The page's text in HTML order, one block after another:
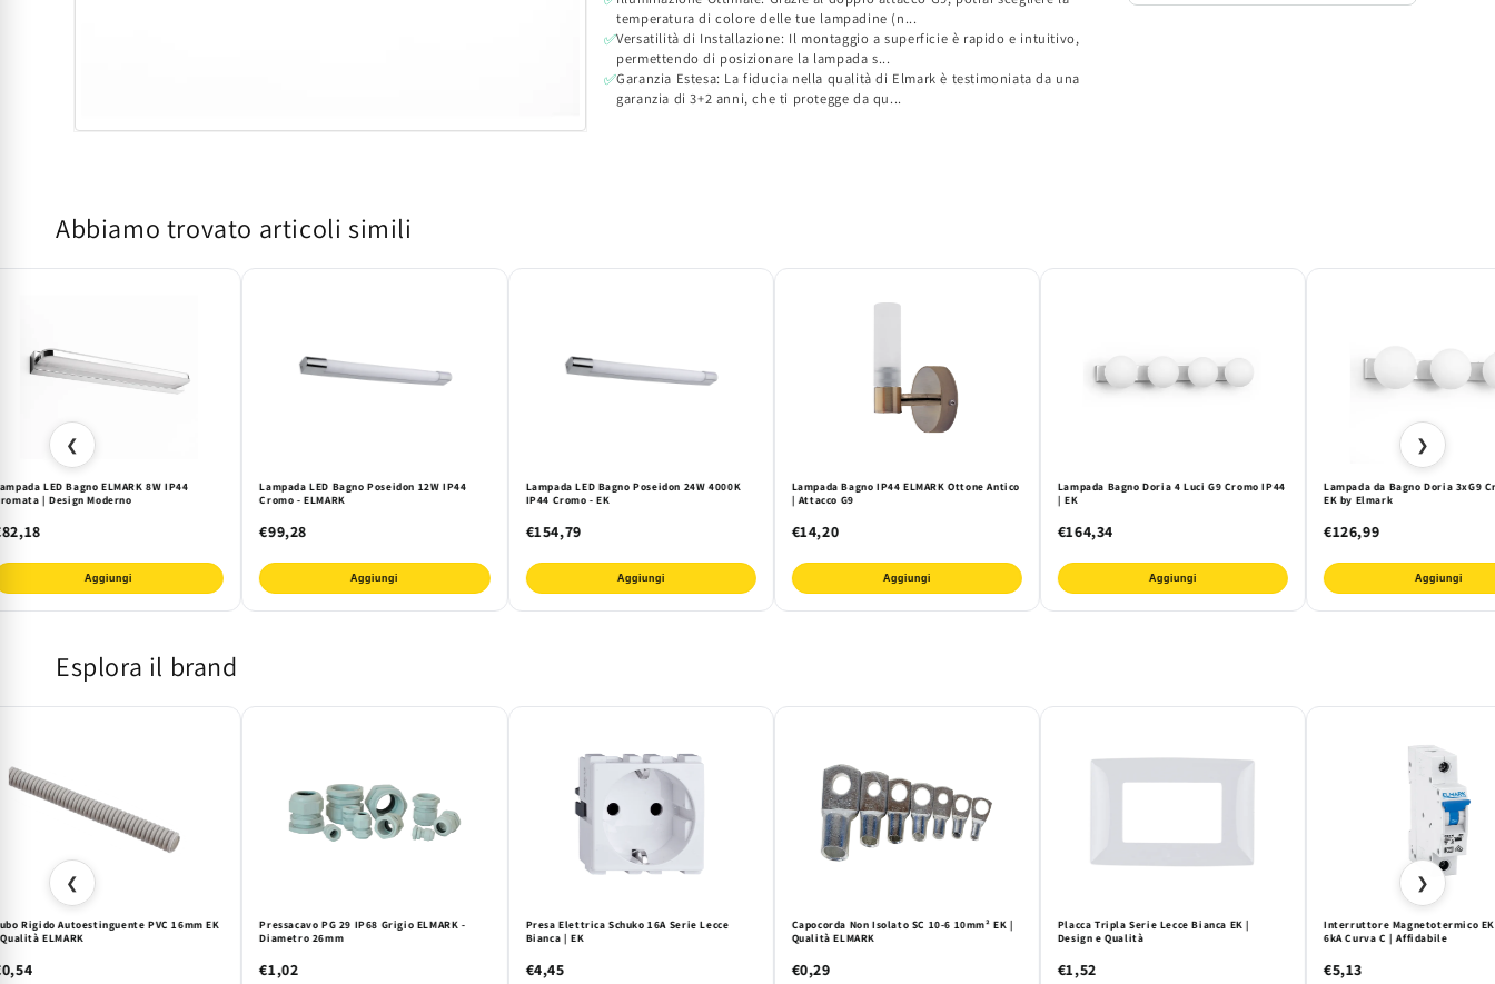
finestra
modale
temperatura di colore delle tue lampadine (n...
✅Versatilità di Installazione: Il montaggio a superficie è rapido e intuitivo,
permettendo di posizionare la lampada s...
✅Garanzia Estesa: La fiducia nella qualità di Elmark è testimoniata da una
garanzia di 3+2 anni, che ti protegge da qu...
Abbiamo trovato articoli simili
❮
LED Bagno ELMARK 8W IP44
| Design Moderno
Aggiungi
Lampada LED Bagno Poseidon 12W IP44
Cromo - ELMARK
€99,28
Aggiungi
Lampada LED Bagno Poseidon 24W 4000K
IP44 Cromo - EK
€154,79
Aggiungi
Lampada Bagno IP44 ELMARK Ottone Antico
| Attacco G9
€14,20
Aggiungi
Lampada Bagno Doria 4 Luci G9 Cromo IP44
| EK
€164,34
Aggiungi
Lampada da Bagno Doria 3xG9
EK by Elmark
€126,99
Aggiungi
❯
Esplora il brand
❮
Rigido Autoestinguente PVC 16mm EK
ELMARK
Pressacavo PG 29 IP68 Grigio ELMARK -
Diametro 26mm
€1,02
Presa Elettrica Schuko 16A Serie Lecce
Bianca | EK
€4,45
Capocorda Non Isolato SC 10-6 10mm² EK |
Qualità ELMARK
€0,29
Placca Tripla Serie Lecce Bianca EK |
Design e Qualità
€1,52
Interruttore Magnetotermico EK
6kA Curva C | Affidabile
€5,13
❯